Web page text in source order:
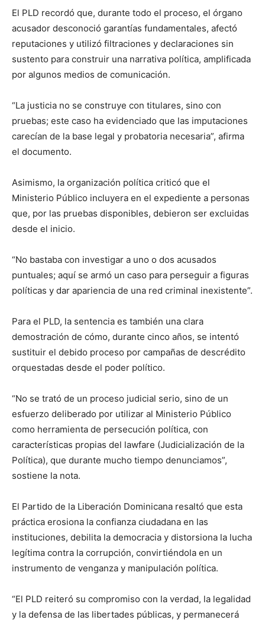
El PLD recordó que, durante todo el proceso, el órgano
acusador desconoció garantías fundamentales, afectó
reputaciones y utilizó filtraciones y declaraciones sin
sustento para construir una narrativa política, amplificada
por algunos medios de comunicación.
“La justicia no se construye con titulares, sino con
pruebas; este caso ha evidenciado que las imputaciones
carecían de la base legal y probatoria necesaria”, afirma
el documento.
Asimismo, la organización política criticó que el
Ministerio Público incluyera en el expediente a personas
que, por las pruebas disponibles, debieron ser excluidas
desde el inicio.
“No bastaba con investigar a uno o dos acusados
puntuales; aquí se armó un caso para perseguir a figuras
políticas y dar apariencia de una red criminal inexistente”.
Para el PLD, la sentencia es también una clara
demostración de cómo, durante cinco años, se intentó
sustituir el debido proceso por campañas de descrédito
orquestadas desde el poder político.
“No se trató de un proceso judicial serio, sino de un
esfuerzo deliberado por utilizar al Ministerio Público
como herramienta de persecución política, con
características propias del lawfare (Judicialización de la
Política), que durante mucho tiempo denunciamos”,
sostiene la nota.
El Partido de la Liberación Dominicana resaltó que esta
práctica erosiona la confianza ciudadana en las
instituciones, debilita la democracia y distorsiona la lucha
legítima contra la corrupción, convirtiéndola en un
instrumento de venganza y manipulación política.
“El PLD reiteró su compromiso con la verdad, la legalidad
y la defensa de las libertades públicas, y permanecerá